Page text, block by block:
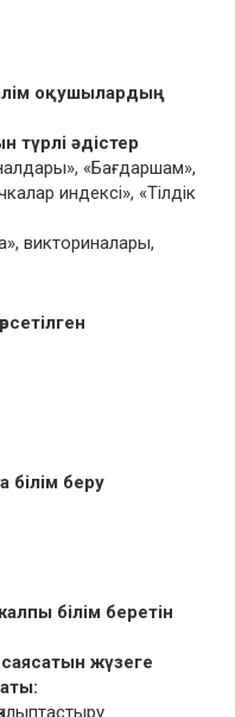
оқушылардың
түрлі əдістер
«Бағдаршам»,
индексі», «Тілдік
викториналары,
білім беру
білім беретін
жүзеге